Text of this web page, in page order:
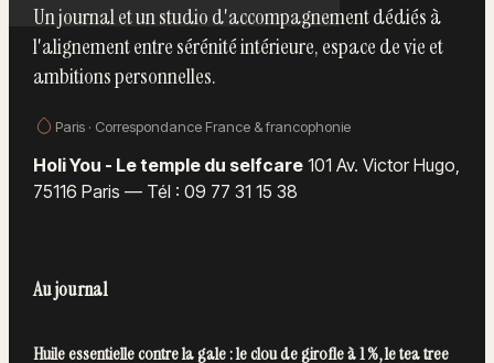
Un journal et un studio d'accompagnement dédiés à
l'alignement entre sérénité intérieure, espace de vie et
ambitions personnelles.
Paris · Correspondance France & francophonie
Holi You - Le temple du selfcare 101 Av. Victor Hugo,
75116 Paris — Tél : 09 77 31 15 38
Au journal
Huile essentielle contre la gale : le clou de girofle à 1 %, le tea tree